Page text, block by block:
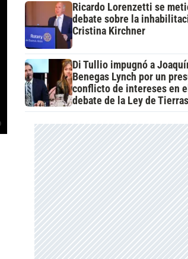
Ricardo Lorenzetti se
debate sobre la
Cristina Kirchner
Di Tullio impugnó a
Benegas Lynch por un
conflicto de intereses en el
debate de la Ley de Tierras